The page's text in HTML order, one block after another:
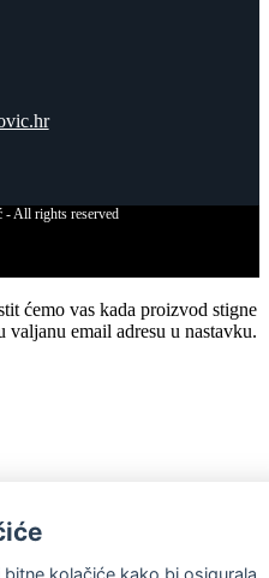
All rights reserved
ćemo vas kada proizvod stigne
email adresu u nastavku.
kolačiće kako bi osigurala